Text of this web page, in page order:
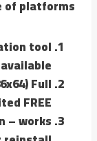
of platforms.
tool
available
Full
FREE
– works